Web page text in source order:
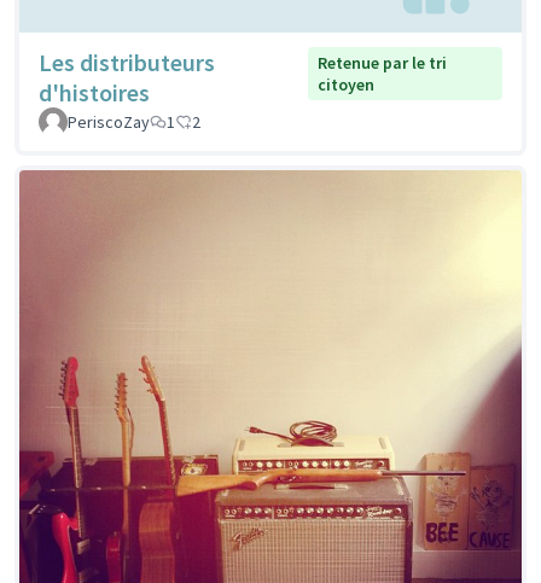
Les distributeurs
d'histoires
Retenue par le tri
citoyen
PeriscoZay
1 2